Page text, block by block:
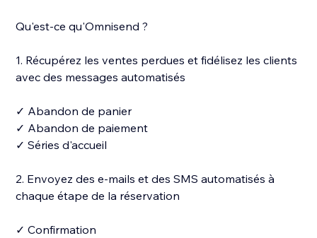
Qu'est-ce qu'Omnisend ?
1. Récupérez les ventes perdues et fidélisez les clients
avec des messages automatisés
✓ Abandon de panier
✓ Abandon de paiement
✓ Séries d'accueil
2. Envoyez des e-mails et des SMS automatisés à
chaque étape de la réservation
✓ Confirmation